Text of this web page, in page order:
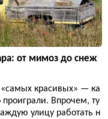
от мимоз до снеж
красивых» — ка
проиграли. Впрочем, ту
улицу работать н